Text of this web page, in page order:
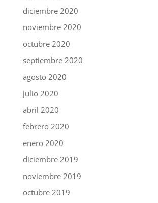
diciembre 2020
noviembre 2020
octubre 2020
septiembre 2020
agosto 2020
julio 2020
abril 2020
febrero 2020
enero 2020
diciembre 2019
noviembre 2019
octubre 2019